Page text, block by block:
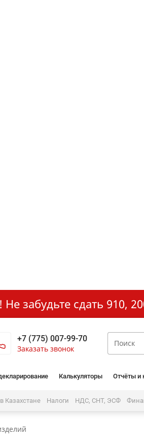
забудьте сдать 910,
+7 (775) 007-99-70
Заказать звонок
Калькуляторы Отчёты и
Казахстане Налоги НДС, СНТ, ЭСФ